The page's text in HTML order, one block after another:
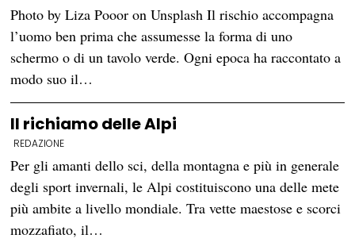
Photo by Liza Pooor on Unsplash Il rischio accompagna
l’uomo ben prima che assumesse la forma di uno
schermo o di un tavolo verde. Ogni epoca ha raccontato a
modo suo il…
Il richiamo delle Alpi
REDAZIONE
Per gli amanti dello sci, della montagna e più in generale
degli sport invernali, le Alpi costituiscono una delle mete
più ambite a livello mondiale. Tra vette maestose e scorci
mozzafiato, il…